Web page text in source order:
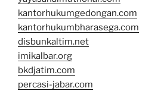
kantorhukumgedongan.com
kantorhukumbharasega.com
disbunkaltim.net
imikalbar.org
bkdjatim.com
percasi-jabar.com